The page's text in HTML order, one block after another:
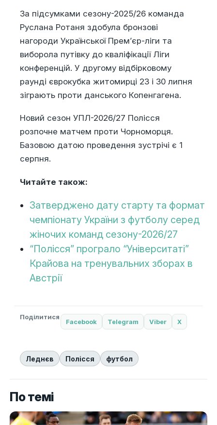
За підсумками сезону-2025/26 команда
Руслана Ротаня здобула бронзові
нагороди Української Прем’єр-ліги та
виборола путівку до кваліфікації Ліги
конференцій. У другому відбірковому
раунді єврокубка житомирці 23 і 30 липня
зіграють проти данського Копенгагена.
Новий сезон УПЛ-2026/27 Полісся
розпочне матчем проти Чорноморця.
Базовою датою проведення зустрічі є 1
серпня.
Читайте також:
Затверджено дату старту та формат
чемпіонату України з футболу серед
жіночих команд сезону-2026/27
“Полісся” програло “Університаті”
Крайова на тренувальних зборах в
Австрії
Поділитися
Facebook Telegram Viber X
Леднєв Полісся футбол
По темі